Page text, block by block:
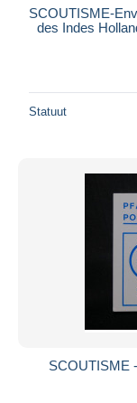
SCOUTISME-
des Indes
Statuut
SCOUTISME